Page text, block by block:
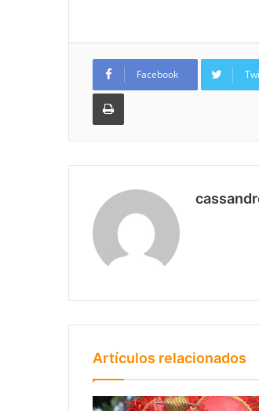
Facebook
Imprimir
Artículos relacionados